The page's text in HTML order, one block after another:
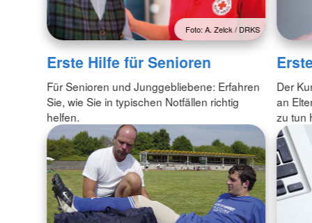
Foto: A. Zelck / DRKS
Erste Hilfe für Senioren
Für Senioren und Junggebliebene: Erfahren
Sie, wie Sie in typischen Notfällen richtig
helfen.
Der
an
zu tun